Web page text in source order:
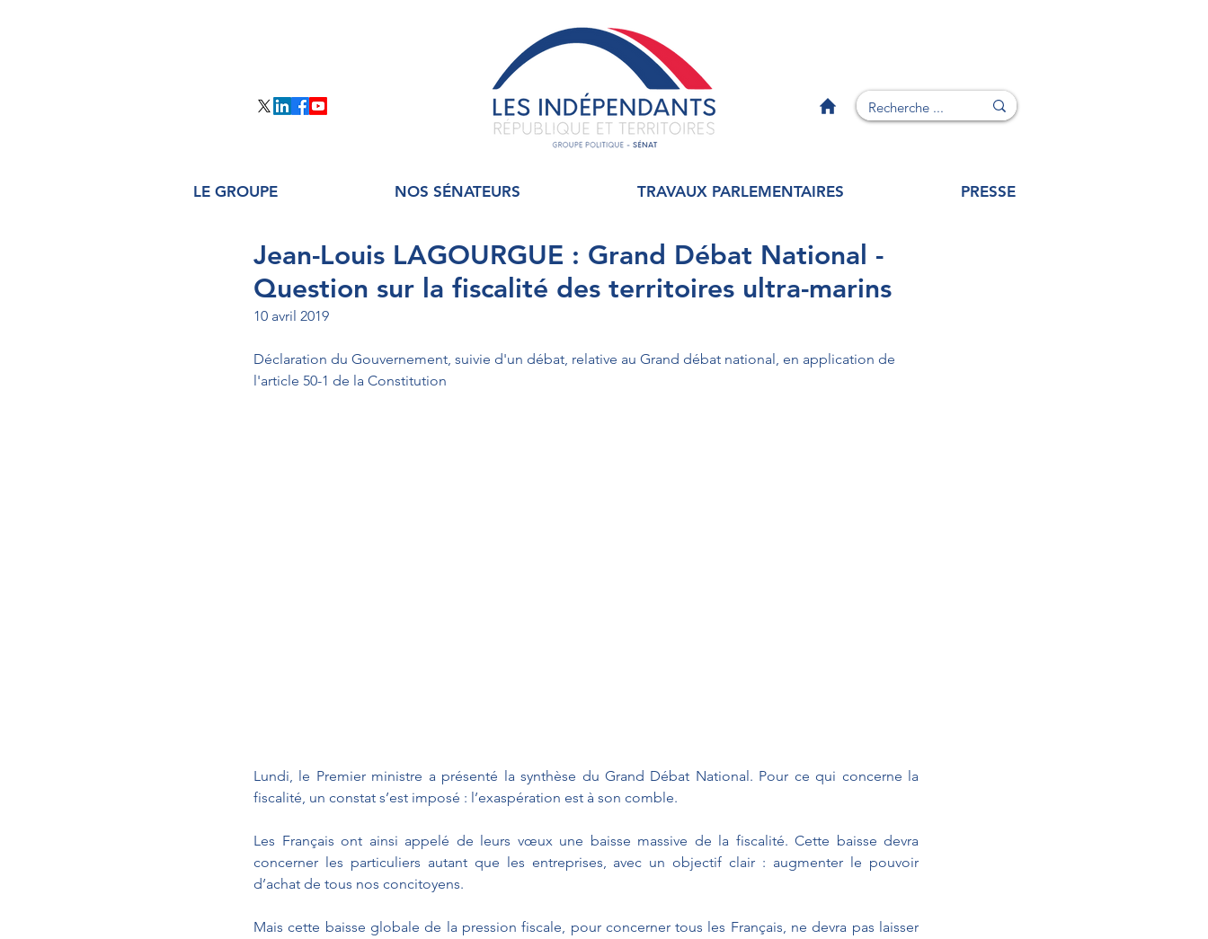
LE GROUPE NOS SÉNATEURS TRAVAUX PARLEMENTAIRES PRESSE
Jean-Louis LAGOURGUE : Grand Débat National -
Question sur la fiscalité des territoires ultra-marins
10 avril 2019
Déclaration du Gouvernement, suivie d'un débat, relative au Grand débat national, en application de
l'article 50-1 de la Constitution
Lundi, le Premier ministre a présenté la synthèse du Grand Débat National. Pour ce qui concerne la
fiscalité, un constat s’est imposé : l’exaspération est à son comble.
Les Français ont ainsi appelé de leurs vœux une baisse massive de la fiscalité. Cette baisse devra
concerner les particuliers autant que les entreprises, avec un objectif clair : augmenter le pouvoir
d’achat de tous nos concitoyens.
Mais cette baisse globale de la pression fiscale, pour concerner tous les Français, ne devra pas laisser